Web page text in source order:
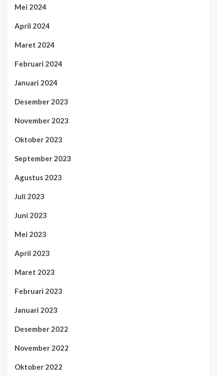
Mei 2024
April 2024
Maret 2024
Februari 2024
Januari 2024
Desember 2023
November 2023
Oktober 2023
September 2023
Agustus 2023
Juli 2023
Juni 2023
Mei 2023
April 2023
Maret 2023
Februari 2023
Januari 2023
Desember 2022
November 2022
Oktober 2022